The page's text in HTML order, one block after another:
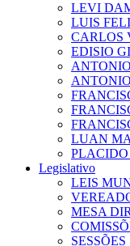
LEVI
LUIS
CARLOS
EDISIO
LUAN
PLACIDO
Legislativo
LEIS
MESA
SESSÕES